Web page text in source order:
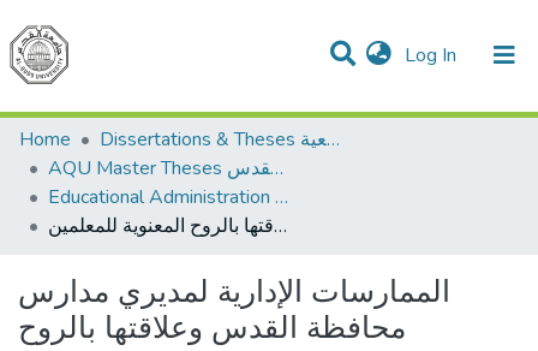
Log In (current)
Communities & Collections
All of DSpace
Home
Dissertations & Theses الرسائل الجامعية
AQU Master Theses الرسائل الجامعية الخاصة بجامعة القدس
Educational Administration الادارة التربوية
الممارسات الإدارية لمديري مدارس محافظة القدس وعلاقتها بالروح المعنوية للمعلمين
الممارسات الإدارية لمديري مدارس
محافظة القدس وعلاقتها بالروح